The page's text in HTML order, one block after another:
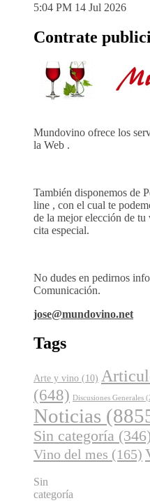
5:04 PM 14 Jul 2026
Contrate
Mundovino ofrece los
la Web .
También disponemos de
line , con el cual te
de la mejor elección de tu
cita especial.
No dudes en pedirnos
Comunicación.
jose@mundovino.net
Tags
Arte y vino (10)
(648) Discusiones Generales
Noticias
Sin categoría
Vino del mes (165)
Sin
categoría